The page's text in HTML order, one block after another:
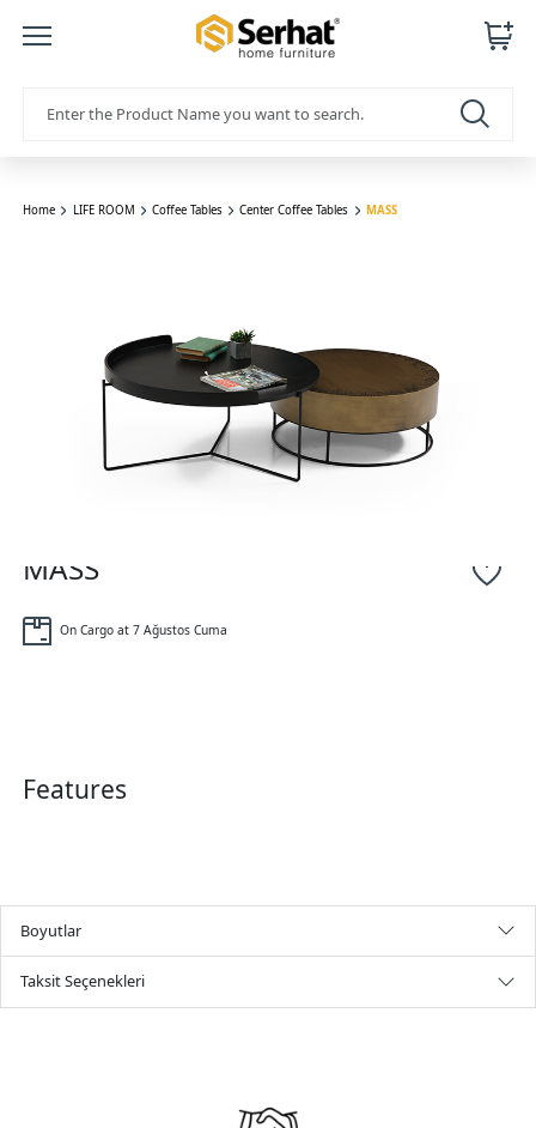
Home LIFE ROOM Coffee Tables Center Coffee Tables MASS
MASS
On Cargo at 7 Ağustos Cuma
Features
Boyutlar
Taksit Seçenekleri